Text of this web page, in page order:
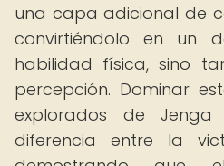
una capa adicional de
convirtiéndolo en un
habilidad física, sino
percepción. Dominar
explorados de
diferencia entre la